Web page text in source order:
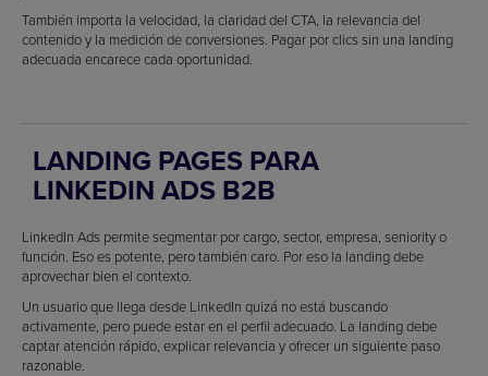
También importa la velocidad, la claridad del CTA, la relevancia del
contenido y la medición de conversiones. Pagar por clics sin una landing
adecuada encarece cada oportunidad.
LANDING PAGES PARA
LINKEDIN ADS B2B
LinkedIn Ads permite segmentar por cargo, sector, empresa, seniority o
función. Eso es potente, pero también caro. Por eso la landing debe
aprovechar bien el contexto.
Un usuario que llega desde LinkedIn quizá no está buscando
activamente, pero puede estar en el perfil adecuado. La landing debe
captar atención rápido, explicar relevancia y ofrecer un siguiente paso
razonable.